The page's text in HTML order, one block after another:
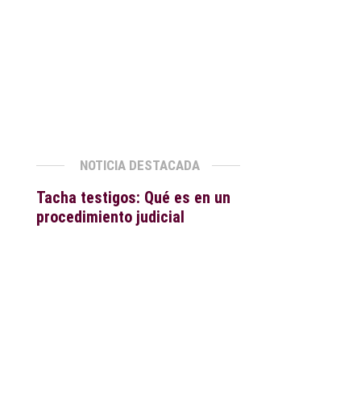
NOTICIA DESTACADA
Tacha testigos: Qué es en un
procedimiento judicial